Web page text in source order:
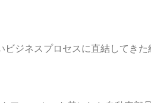
ジネスプロセスに直結してきた